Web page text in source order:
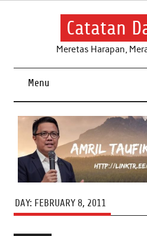
Skip
Catatan
Meretas Harapan,
Menu
DAY: FEBRUARY 8, 2011